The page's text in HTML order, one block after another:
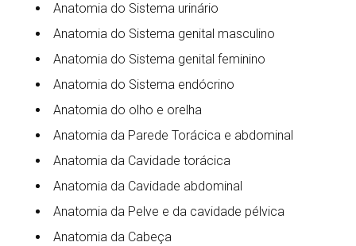
Anatomia do Sistema urinário
Anatomia do Sistema genital masculino
Anatomia do Sistema genital feminino
Anatomia do Sistema endócrino
Anatomia do olho e orelha
Anatomia da Parede Torácica e abdominal
Anatomia da Cavidade torácica
Anatomia da Cavidade abdominal
Anatomia da Pelve e da cavidade pélvica
Anatomia da Cabeça